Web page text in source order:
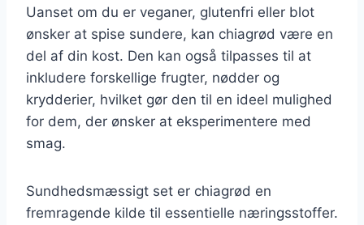
Uanset om du er veganer, glutenfri eller blot
ønsker at spise sundere, kan chiagrød være en
del af din kost. Den kan også tilpasses til at
inkludere forskellige frugter, nødder og
krydderier, hvilket gør den til en ideel mulighed
for dem, der ønsker at eksperimentere med
smag.
Sundhedsmæssigt set er chiagrød en
fremragende kilde til essentielle næringsstoffer.